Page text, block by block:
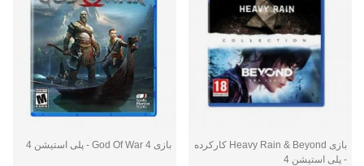
بازی Heavy Rain & Beyond کارکرده
- پلی استیشن 4
بازی God Of War 4 - پلی استیشن 4